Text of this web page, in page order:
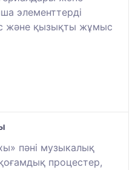
элементтерді
және қызықты жұмыс
пәні музыкалық
процестер,